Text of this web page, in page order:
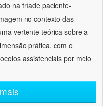
na tríade paciente-
no contexto das
vertente teórica sobre a
prática, com o
assistenciais por meio